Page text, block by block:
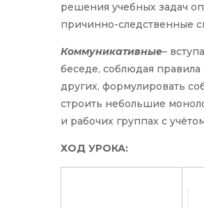
решения учебных задач
причинно-следственные
Коммуникативные–
беседе, соблюдая
других, формулировать
строить небольшие
и рабочих группах с
ХОД УРОКА: